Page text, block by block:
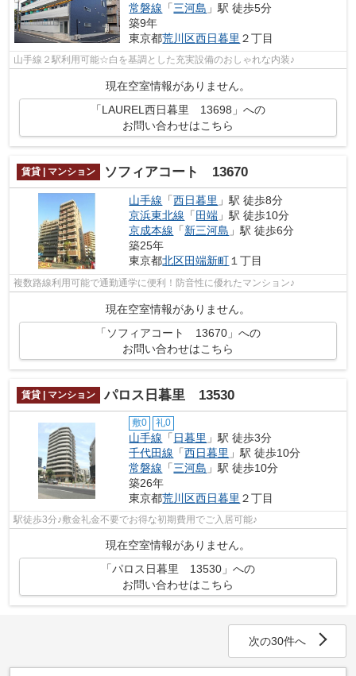
常磐線 「三河島 」駅 徒歩5分
築9年
東京都荒川区西日暮里 ２丁目
山手線２駅利用可能☆白を基調とした充実設備のおしゃれな内装♪
現在空室情報がありません。
「LAUREL西日暮里 13698」への
お問い合わせはこちら
賃貸 | マンション ソフィアコート 13670
山手線 「西日暮里 」駅 徒歩8分
京浜東北線 「 田端 」駅 徒歩10分
京成本線 「新三河島 」駅 徒歩6分
築25年
東京都北区田端新町１丁目
複数路線利用可能で通勤通学に便利！防音性に優れたマンション♪
現在空室情報がありません。
「ソフィアコート 13670」への
お問い合わせはこちら
賃貸 | マンション パロス日暮里 13530
敷0 礼0
山手線 「日暮里 」駅 徒歩3分
千代田線 「西日暮里 」駅 徒歩10分
常磐線 「三河島 」駅 徒歩10分
築26年
東京都荒川区西日暮里 ２丁目
駅徒歩3分♪敷金礼金不要でお得な初期費用でご入居可能♪
現在空室情報がありません。
「パロス日暮里 13530」への
お問い合わせはこちら
次の30件へ